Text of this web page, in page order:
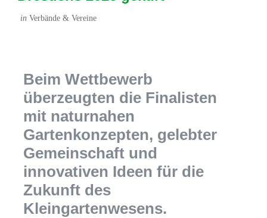
in Verbände & Vereine
Beim Wettbewerb
überzeugten die Finalisten
mit naturnahen
Gartenkonzepten, gelebter
Gemeinschaft und
innovativen Ideen für die
Zukunft des
Kleingartenwesens.